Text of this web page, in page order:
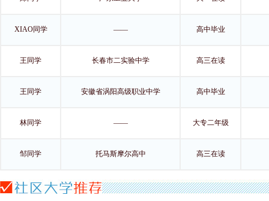
XIAO同学 —— 高中毕业
王同学 长春市二实验中学 高三在读
王同学 安徽省涡阳高级职业中学 高中毕业
林同学 —— 大专二年级
邹同学 托马斯摩尔高中 高三在读